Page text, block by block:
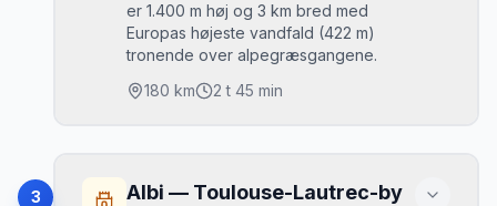
Bedste tidspunkt
Forår og efterår. Sommer er overfyldt.
er 1.400 m høj og 3 km bred med
Europas højeste vandfald (422 m)
tronende over alpegræsgangene.
180 km 2 t 45 min
• Cirque de Gavarnie: UNESCO-verdensarv
3
Albi — Toulouse-Lautrec-by